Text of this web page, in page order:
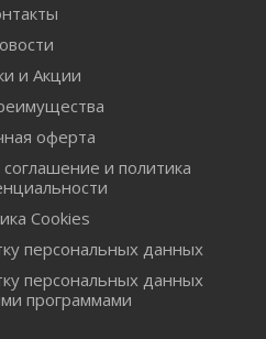
и Акции
оферта
и политика
Cookies
персональных данных
персональных данных
программами